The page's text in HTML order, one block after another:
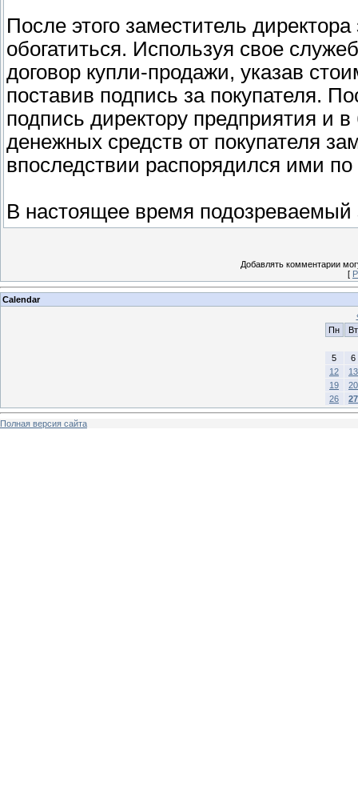
После этого заместитель
обогатиться. Используя свое
договор купли-продажи, указав
поставив подпись за покупателя.
подпись директору предприятия и
денежных средств от покупателя
впоследствии распорядился ими
В настоящее время
Добавлять комментарии
[
Calendar
Пн
Вт
5
6
12
13
19
20
26
27
Полная версия сайта